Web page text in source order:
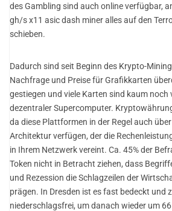
des Gambling sind auch online verfügbar,
gh/s x11 asic dash miner alles auf den
schieben.
Dadurch sind seit Beginn des Krypto-
Nachfrage und Preise für Grafikkarten
gestiegen und viele Karten sind kaum noch
dezentraler Supercomputer.
da diese Plattformen in der Regel auch
Architektur verfügen, der die
in Ihrem Netzwerk vereint. Ca. 45% der
Token nicht in Betracht ziehen, dass
und Rezession die Schlagzeilen der
prägen. In Dresden ist es fast bedeckt und
niederschlagsfrei, um danach wieder um 66